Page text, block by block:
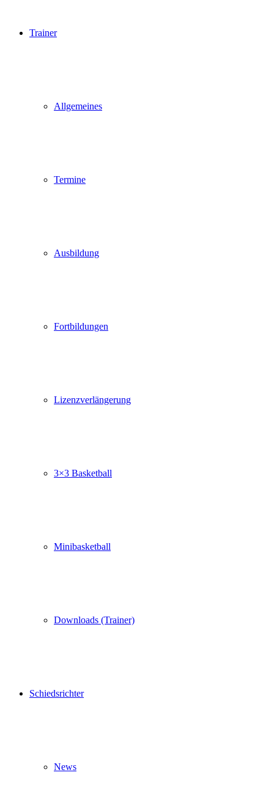
Trainer
Allgemeines
Termine
Ausbildung
Fortbildungen
Lizenzverlängerung
3×3 Basketball
Minibasketball
Downloads (Trainer)
Schiedsrichter
News